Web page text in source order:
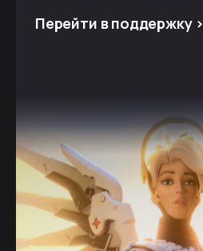
Перейти в поддержку >